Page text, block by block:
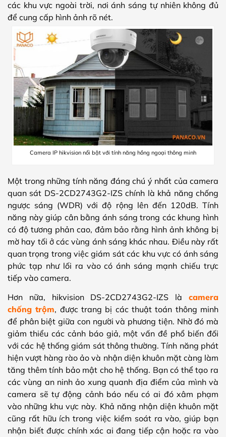
các khu vực ngoài trời, nơi ánh sáng tự nhiên không đủ
để cung cấp hình ảnh rõ nét.
Camera IP hikvision nổi bật với tính năng hồng ngoại thông minh
Một trong những tính năng đáng chú ý nhất của camera
quan sát DS-2CD2743G2-IZS chính là khả năng chống
ngược sáng (WDR) với độ rộng lên đến 120dB. Tính
năng này giúp cân bằng ánh sáng trong các khung hình
có độ tương phản cao, đảm bảo rằng hình ảnh không bị
mờ hay tối ở các vùng ánh sáng khác nhau. Điều này rất
quan trọng trong việc giám sát các khu vực có ánh sáng
phức tạp như lối ra vào có ánh sáng mạnh chiếu trực
tiếp vào camera.
Hơn nữa, hikvision DS-2CD2743G2-IZS là camera
chống trộm, được trang bị các thuật toán thông minh
để phân biệt giữa con người và phương tiện. Nhờ đó mà
giảm thiểu các cảnh báo giả, một vấn đề phổ biến đối
với các hệ thống giám sát thông thường. Tính năng phát
hiện vượt hàng rào ảo và nhận diện khuôn mặt càng làm
tăng thêm tính bảo mật cho hệ thống. Bạn có thể tạo ra
các vùng an ninh ảo xung quanh địa điểm của mình và
camera sẽ tự động cảnh báo nếu có ai đó xâm phạm
vào những khu vực này. Khả năng nhận diện khuôn mặt
cũng rất hữu ích trong việc kiểm soát ra vào, giúp bạn
nhận biết được chính xác ai đang tiếp cận hoặc ra vào